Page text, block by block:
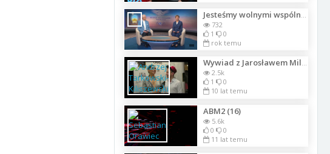
732
1
0
rok temu
Wywiad z Jarosławem Milner dla ATV na gali Magazynu Moda i Styl w JM Hotel
2.5k
1
0
10 lat temu
ABM2 (16)
5.6k
0
0
11 lat temu